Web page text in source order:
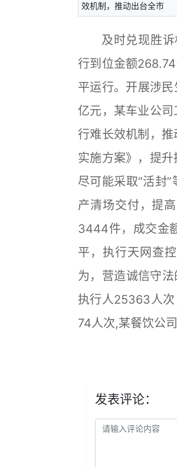
效机制，推动出台全市
及时兑现胜
行到位金额
平运行。开展涉
亿元，某车业公
行难长效机制，
实施方案》，提
尽可能采取“活封
产清场交付，提
3444件，成交金
平，执行天网查
为，营造诚信守
执行人25363人
74人次,某餐饮公
发表评论：